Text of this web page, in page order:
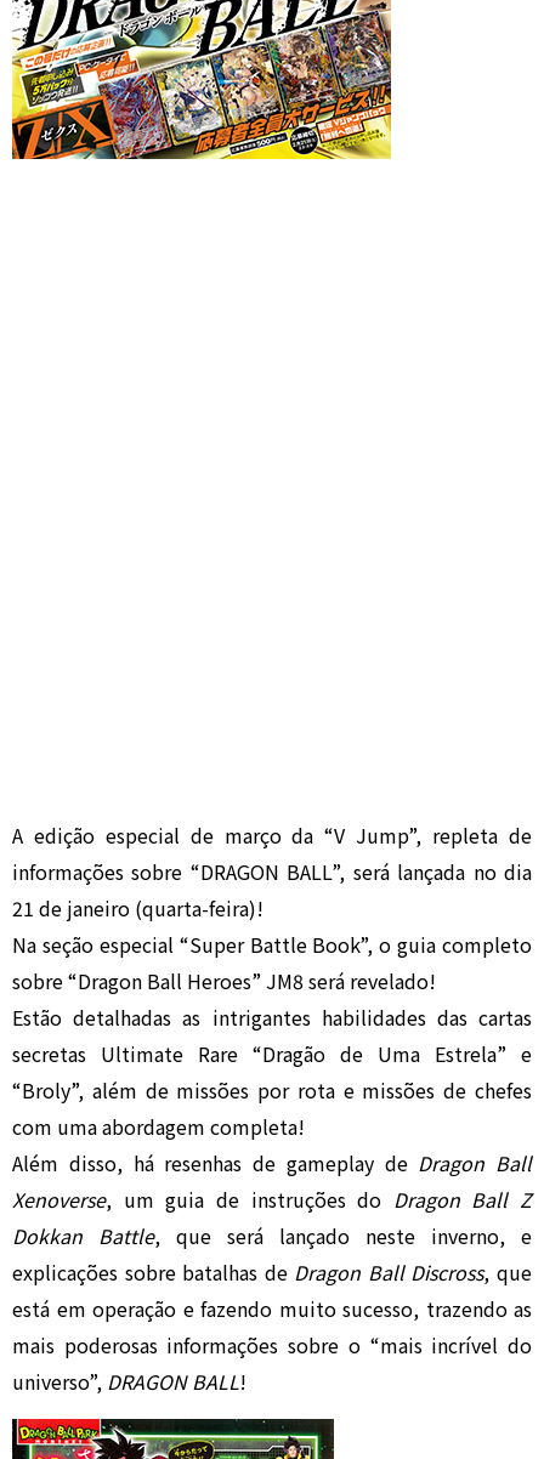
A edição especial de março da “V Jump”, repleta de
informações sobre “DRAGON BALL”, será lançada no dia
21 de janeiro (quarta-feira)!
Na seção especial “Super Battle Book”, o guia completo
sobre “Dragon Ball Heroes” JM8 será revelado!
Estão detalhadas as intrigantes habilidades das cartas
secretas Ultimate Rare “Dragão de Uma Estrela” e
“Broly”, além de missões por rota e missões de chefes
com uma abordagem completa!
Além disso, há resenhas de gameplay de Dragon Ball
Xenoverse, um guia de instruções do Dragon Ball Z
Dokkan Battle, que será lançado neste inverno, e
explicações sobre batalhas de Dragon Ball Discross, que
está em operação e fazendo muito sucesso, trazendo as
mais poderosas informações sobre o “mais incrível do
universo”, DRAGON BALL!